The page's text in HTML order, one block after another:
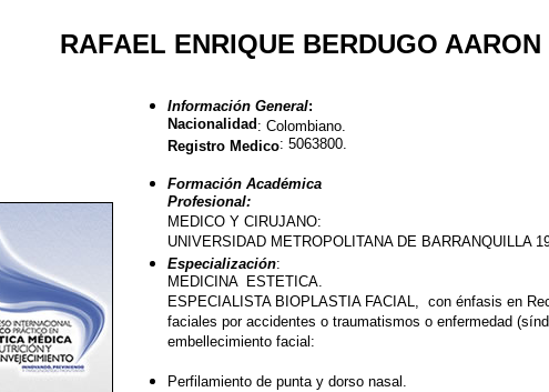
RAFAEL ENRIQUE BERDUGO AARON
Información General:
Nacionalidad: Colombiano.
Registro Medico: 5063800.
Formación Académica
Profesional:
MEDICO Y CIRUJANO:
UNIVERSIDAD METROPOLITANA DE BARRANQUILLA
Especialización:
MEDICINA ESTETICA.
ESPECIALISTA BIOPLASTIA FACIAL, con énfasis en
faciales por accidentes o traumatismos o enfermedad
embellecimiento facial:
Perfilamiento de punta y dorso nasal.